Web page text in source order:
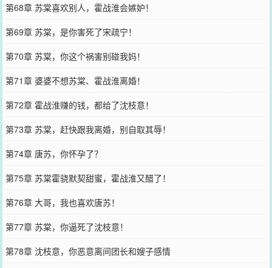
第68章 苏棠喜欢别人，霍战淮会嫉妒！
第69章 苏棠，是你害死了宋疏宁！
第70章 苏棠，你这个祸害别碰我妈！
第71章 婆婆不想苏棠、霍战淮离婚！
第72章 霍战淮赚的钱，都给了沈枝意！
第73章 苏棠，赶快跟我离婚，别自取其辱！
第74章 唐苏，你怀孕了？
第75章 苏棠霍骁默契甜蜜，霍战淮又醋了！
第76章 大哥，我也喜欢唐苏！
第77章 苏棠，你逼死了沈枝意！
第78章 沈枝意，你恶意离间团长和嫂子感情